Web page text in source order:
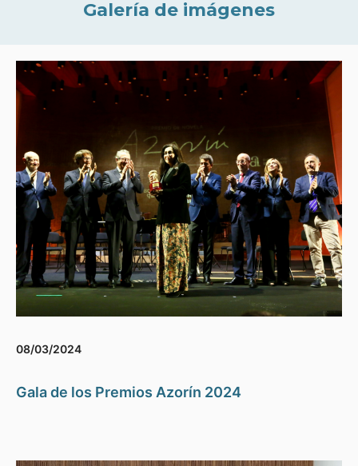
Galería de imágenes
08/03/2024
Gala de los Premios Azorín 2024